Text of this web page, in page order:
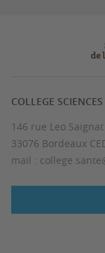
COLLEGE
146 rue Leo Saignat
33076 Bordeaux
mail :